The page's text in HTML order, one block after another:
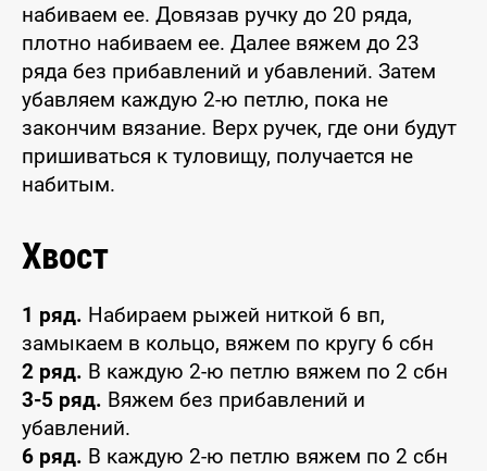
набиваем ее. Довязав ручку до 20 ряда,
плотно набиваем ее. Далее вяжем до 23
ряда без прибавлений и убавлений. Затем
убавляем каждую 2-ю петлю, пока не
закончим вязание. Верх ручек, где они будут
пришиваться к туловищу, получается не
набитым.
Хвост
1 ряд. Набираем рыжей ниткой 6 вп,
замыкаем в кольцо, вяжем по кругу 6 сбн
2 ряд. В каждую 2-ю петлю вяжем по 2 сбн
3-5 ряд. Вяжем без прибавлений и
убавлений.
6 ряд. В каждую 2-ю петлю вяжем по 2 сбн